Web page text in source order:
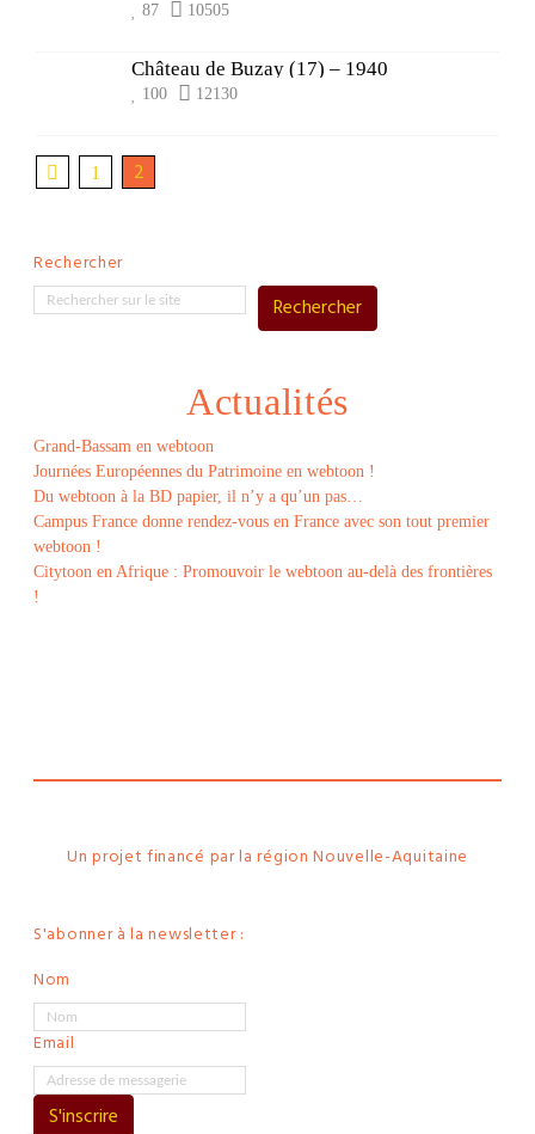
87 10505
Château de Buzay (17) – 1940
100 12130
1 2
Rechercher
Rechercher
Actualités
Grand-Bassam en webtoon
Journées Européennes du Patrimoine en webtoon !
Du webtoon à la BD papier, il n’y a qu’un pas…
Campus France donne rendez-vous en France avec son tout premier
webtoon !
Citytoon en Afrique : Promouvoir le webtoon au-delà des frontières
!
Un projet financé par la région Nouvelle-Aquitaine
S'abonner à la newsletter :
Nom
Email
S'inscrire